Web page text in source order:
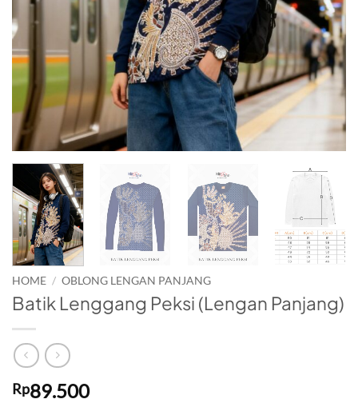
HOME / OBLONG LENGAN PANJANG
Batik Lenggang Peksi (Lengan Panjang)
Rp89.500